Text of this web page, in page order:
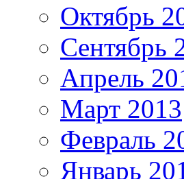
Октябрь
Сентябрь
Апрель
Март 2013
Февраль
Январь